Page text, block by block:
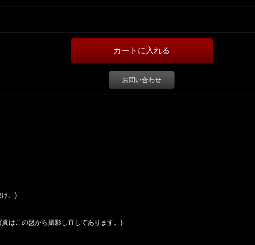
お問い合わせ
け。)
真はこの盤から撮影し直してあります。 )